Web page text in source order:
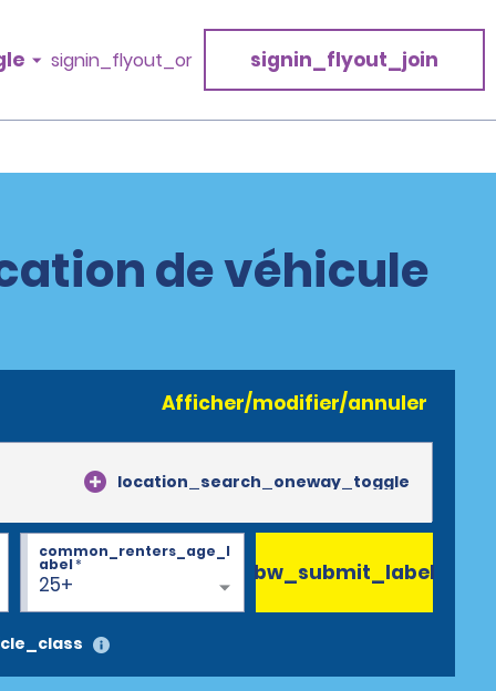
signin_flyout_or signin_flyout_join
de véhicule
Afficher/modifier/annuler
location_search_oneway_toggle
25+
common_renters_age_l
abel* bw_submit_label